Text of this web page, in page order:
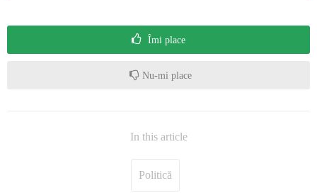
Îmi place
Nu-mi place
In this article
Politică